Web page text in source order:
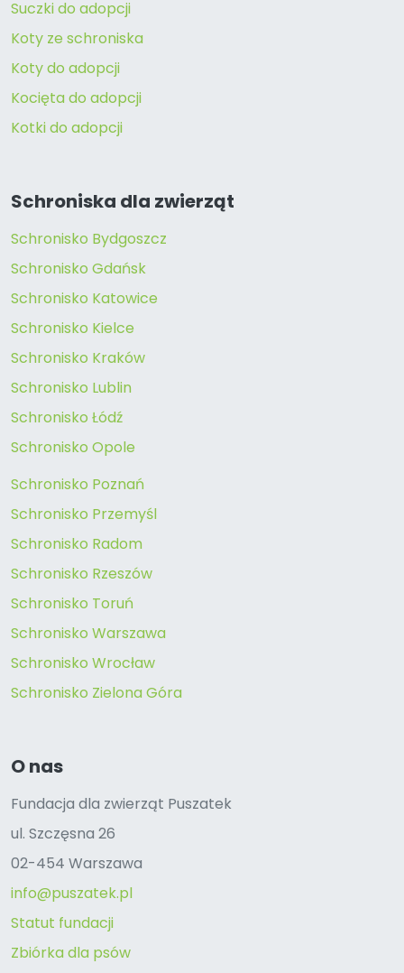
Suczki do adopcji
Koty ze schroniska
Koty do adopcji
Kocięta do adopcji
Kotki do adopcji
Schroniska dla zwierząt
Schronisko Bydgoszcz
Schronisko Gdańsk
Schronisko Katowice
Schronisko Kielce
Schronisko Kraków
Schronisko Lublin
Schronisko Łódź
Schronisko Opole
Schronisko Poznań
Schronisko Przemyśl
Schronisko Radom
Schronisko Rzeszów
Schronisko Toruń
Schronisko Warszawa
Schronisko Wrocław
Schronisko Zielona Góra
O nas
Fundacja dla zwierząt Puszatek
ul. Szczęsna 26
02-454 Warszawa
info@puszatek.pl
Statut fundacji
Zbiórka dla psów